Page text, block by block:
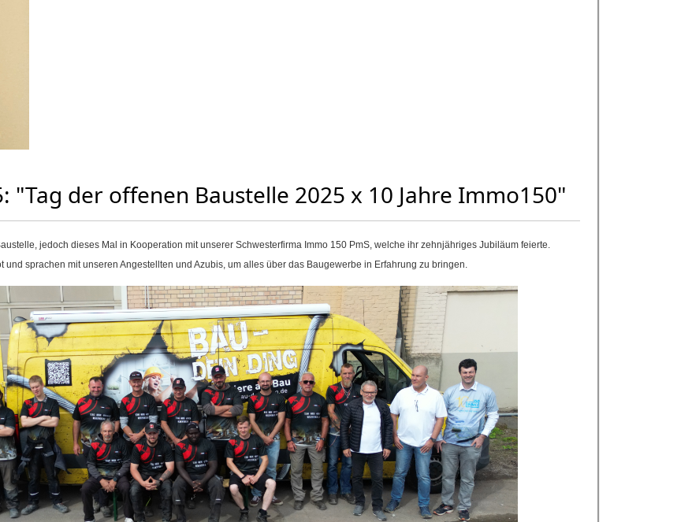
"Tag der offenen Baustelle 2025 x 10 Jahre Immo150"
jedoch dieses Mal in Kooperation mit unserer Schwesterfirma Immo 150 PmS, welche ihr zehnjähriges Jubiläum feierte.
sprachen mit unseren Angestellten und Azubis, um alles über das Baugewerbe in Erfahrung zu bringen.